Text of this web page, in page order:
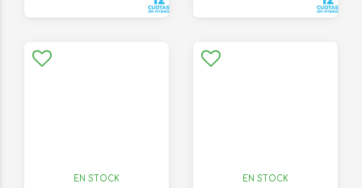
EN STOCK EN STOCK